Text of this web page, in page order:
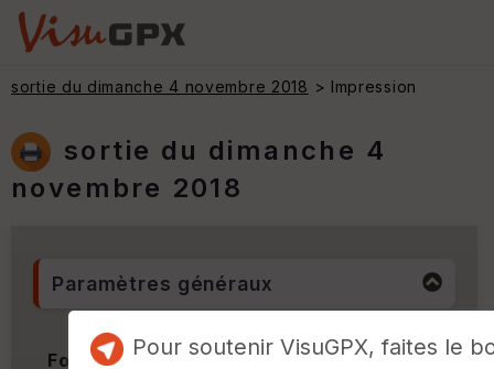
sortie du dimanche 4 novembre 2018 > Impression
sortie du dimanche 4
novembre 2018
Paramètres généraux
Format & Orientation
Pour soutenir VisuGPX, faites le